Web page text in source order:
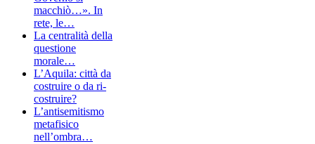
macchiò…». In
rete, le…
La centralità della
questione
morale…
L’Aquila: città da
costruire o da ri-
costruire?
L’antisemitismo
metafisico
nell’ombra…